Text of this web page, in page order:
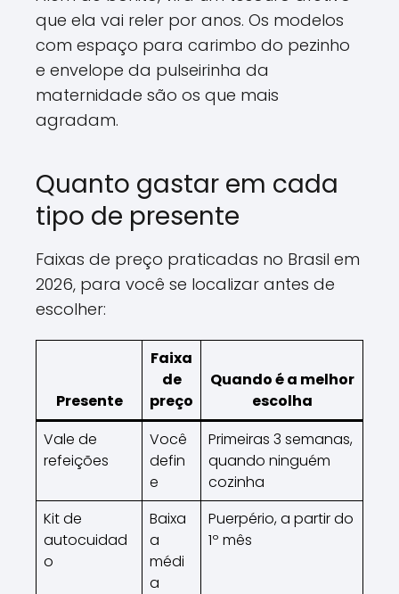
que ela vai reler por anos. Os modelos
com espaço para carimbo do pezinho
e envelope da pulseirinha da
maternidade são os que mais
agradam.
Quanto gastar em cada
tipo de presente
Faixas de preço praticadas no Brasil em
2026, para você se localizar antes de
escolher:
Presente
Faixa
de
preço
Quando é a melhor
escolha
Vale de
refeições
Você
defin
e
Primeiras 3 semanas,
quando ninguém
cozinha
Kit de
autocuidad
o
Baixa
a
médi
a
Puerpério, a partir do
1º mês